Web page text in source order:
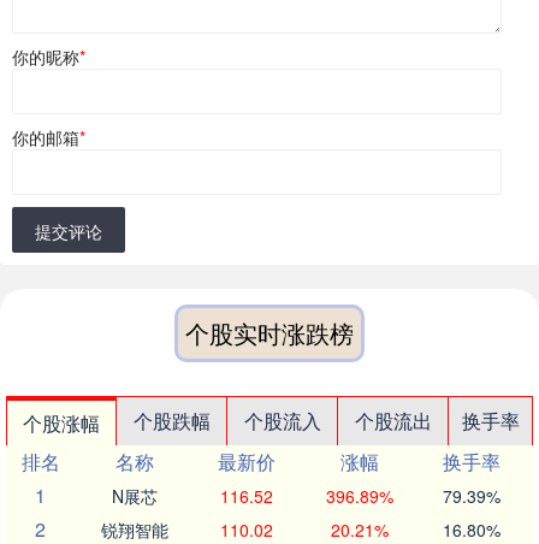
你的昵称*
你的邮箱*
提交评论
个股实时涨跌榜
个股涨幅 个股跌幅 个股流入 个股流出
换手率
排名
名称 最新价 涨幅
换手率
1
N展芯 116.52 396.89% 79.39%
2 锐翔智能 110.02 20.21% 16.80%